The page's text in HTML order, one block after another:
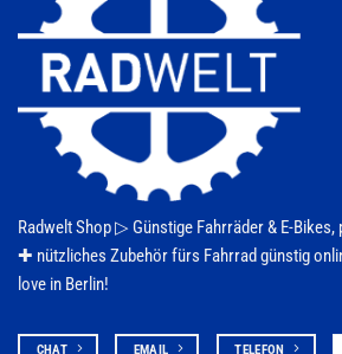
Radwelt Shop ▷ Günstige Fahrräder & E-Bikes,
✚ nützliches Zubehör fürs Fahrrad günstig
love in Berlin!
CHAT EMAIL TELEFON